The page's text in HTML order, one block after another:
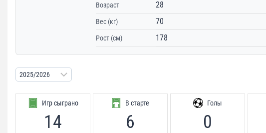
Возраст 28
Вес (кг) 70
Рост (см) 178
Игр сыграно
14
В старте
6
Голы
0